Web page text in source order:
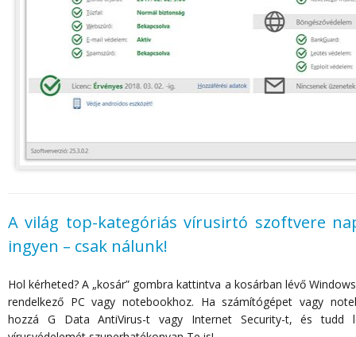
A világ top-kategóriás vírusirtó szoftvere
ingyen – csak nálunk!
Hol kérheted? A „kosár” gombra kattintva a kosárban lévő
rendelkező PC vagy notebookhoz. Ha számítógépet vagy
hozzá G Data AntiVirus-t vagy Internet Security-t, és